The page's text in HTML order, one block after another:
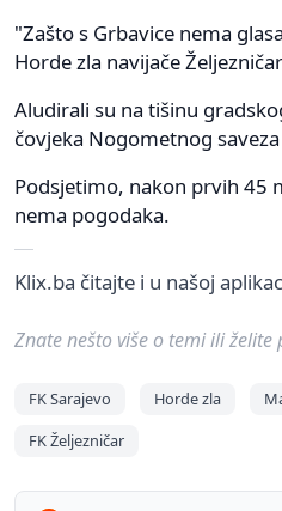
"Zašto s Grbavice nema
Horde zla navijače
Aludirali su na tišinu
čovjeka Nogometnog
Podsjetimo, nakon prvih 45
nema pogodaka.
Klix.ba čitajte i u našoj
Znate nešto više o temi ili
FK Sarajevo Horde zla
FK Željezničar